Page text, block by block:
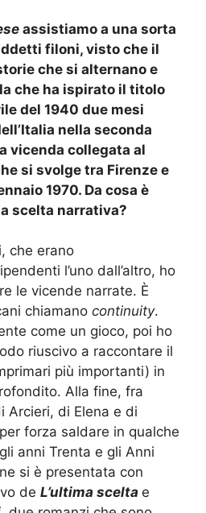
assistiamo a una sorta
filoni, visto che il
che si alternano e
che ha ispirato il titolo
del 1940 due mesi
nella seconda
a vicenda collegata al
si svolge tra Firenze e
1970. Da cosa è
scelta narrativa?
che erano
l’uno dall’altro, ho
le vicende narrate. È
chiamano continuity.
come un gioco, poi ho
riuscivo a raccontare il
più importanti) in
Alla fine, fra
Arcieri, di Elena e di
per forza saldare in qualche
anni Trenta e gli Anni
si è presentata con
de L’ultima scelta e